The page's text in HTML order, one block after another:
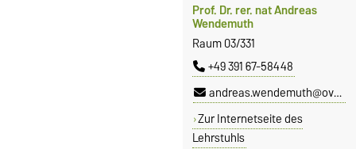
Prof. Dr. rer. nat Andreas
Wendemuth
Raum 03/331
+49 391 67-58448
andreas.wendemuth@ovgu.de
Zur Internetseite des
Lehrstuhls